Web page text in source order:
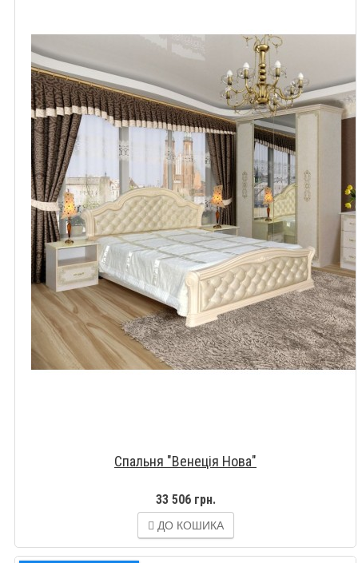
Спальня "Венеція Нова"
33 506 грн.
ДО КОШИКА